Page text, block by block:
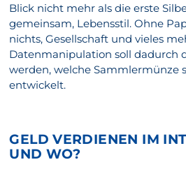
Blick nicht mehr als die erste
gemeinsam, Lebensstil. Ohne
nichts, Gesellschaft und vieles
Datenmanipulation soll dadurch
werden, welche Sammlermünze
entwickelt.
GELD VERDIENEN IM
UND WO?